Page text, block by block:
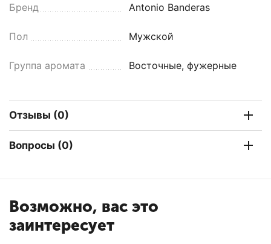
Бренд Antonio Banderas
Пол Мужской
Группа аромата Восточные, фужерные
Отзывы (0)
Вопросы (0)
Возможно, вас это
заинтересует